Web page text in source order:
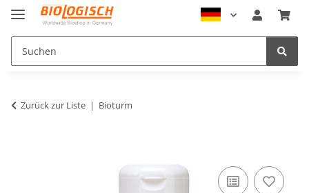
Zurück zur Liste Bioturm